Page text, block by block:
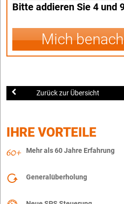
Bitte addieren Sie 4 und
Mich
Zurück zur Übersicht
IHRE VORTEILE
Mehr als 60 Jahre Erfahrung
Generalüberholung